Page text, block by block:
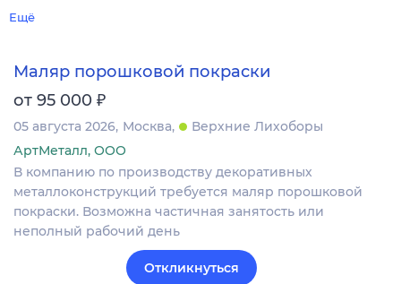
Ещё
Маляр порошковой покраски
от 95 000 ₽
05 августа 2026 Москва
Верхние Лихоборы
АртМеталл, ООО
В компанию по производству декоративных
металлоконструкций требуется маляр порошковой
покраски. Возможна частичная занятость или
неполный рабочий день
Откликнуться